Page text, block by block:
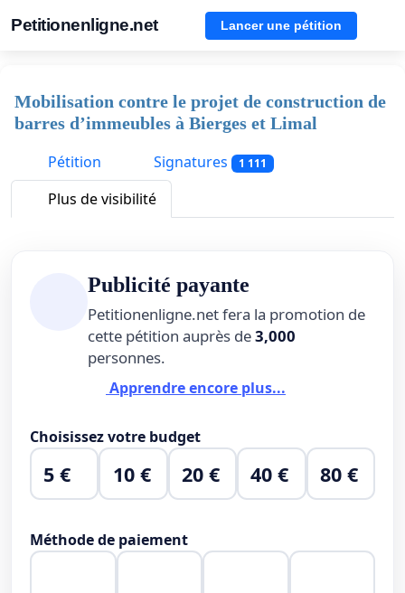
Petitionenligne.net Lancer une pétition
Mobilisation contre le projet de construction de
barres d’immeubles à Bierges et Limal
Pétition
Signatures 1 111
Plus de visibilité
Publicité payante
Petitionenligne.net fera la promotion de
cette pétition auprès de3,000
personnes.
Apprendre encore plus...
Choisissez votre budget
5 € 10 € 20 € 40 € 80 €
Méthode de paiement